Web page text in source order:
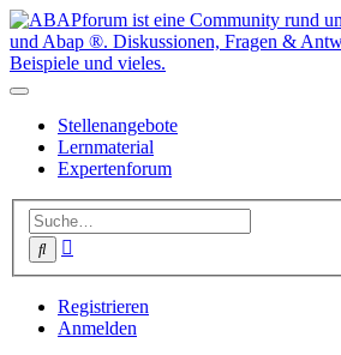
Stellenangebote
Lernmaterial
Expertenforum
Suche
Registrieren
Anmelden